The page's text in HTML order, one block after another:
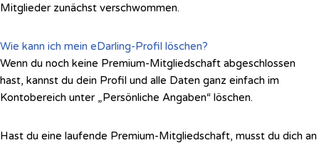
Mitglieder zunächst verschwommen.
Wie kann ich mein eDarling-Profil löschen?
Wenn du noch keine Premium-Mitgliedschaft abgeschlossen
hast, kannst du dein Profil und alle Daten ganz einfach im
Kontobereich unter „Persönliche Angaben“ löschen.
Hast du eine laufende Premium-Mitgliedschaft, musst du dich an